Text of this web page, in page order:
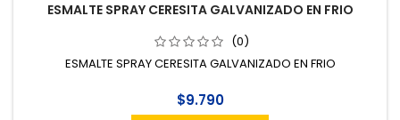
ESMALTE SPRAY CERESITA GALVANIZADO EN FRIO
(0)
ESMALTE SPRAY CERESITA GALVANIZADO EN FRIO
$9.790